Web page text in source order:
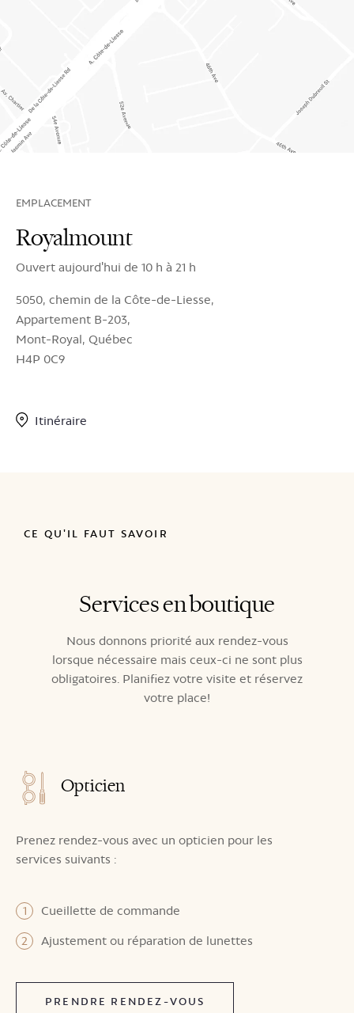
EMPLACEMENT
Royalmount
Ouvert aujourd'hui de 10 h à 21 h
5050, chemin de la Côte-de-Liesse,
Appartement B-203,
Mont-Royal, Québec
H4P 0C9
Itinéraire
CE QU'IL FAUT SAVOIR
Services en boutique
Nous donnons priorité aux rendez-vous
lorsque nécessaire mais ceux-ci ne sont plus
obligatoires. Planifiez votre visite et réservez
votre place!
Opticien
Prenez rendez-vous avec un opticien pour les
services suivants :
Cueillette de commande
Ajustement ou réparation de lunettes
PRENDRE RENDEZ-VOUS